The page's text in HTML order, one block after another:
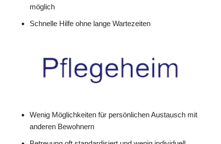
möglich
Schnelle Hilfe ohne lange Wartezeiten
Wenig Möglichkeiten für persönlichen Austausch mit
anderen Bewohnern